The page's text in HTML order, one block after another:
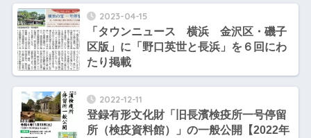
2023-04-15
「タウンニュース 横浜 金沢区・磯子
区版」に「野口英世と長浜」を６回にわ
たり掲載
2022-12-11
登録有形文化財「旧長濱検疫所一号停留
所（検疫資料館）」の一般公開【2022年